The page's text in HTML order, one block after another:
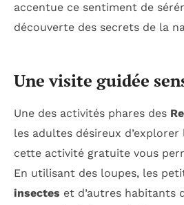
accentue ce sentiment de
découverte des secrets de la
Une visite guidée
Une des activités phares des
les adultes désireux
cette activité gratuite vous
En utilisant des loupes, les
insectes et d’autres habitants